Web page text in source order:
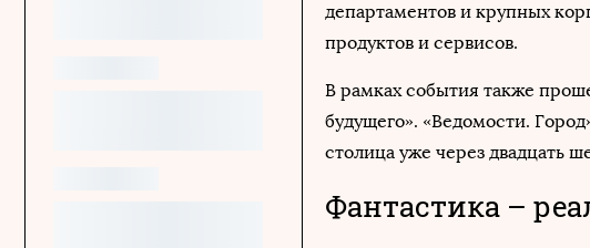
департаментов и крупных
продуктов и сервисов.
В рамках события также
будущего». «Ведомости.
столица уже через двадцать
Фантастика –